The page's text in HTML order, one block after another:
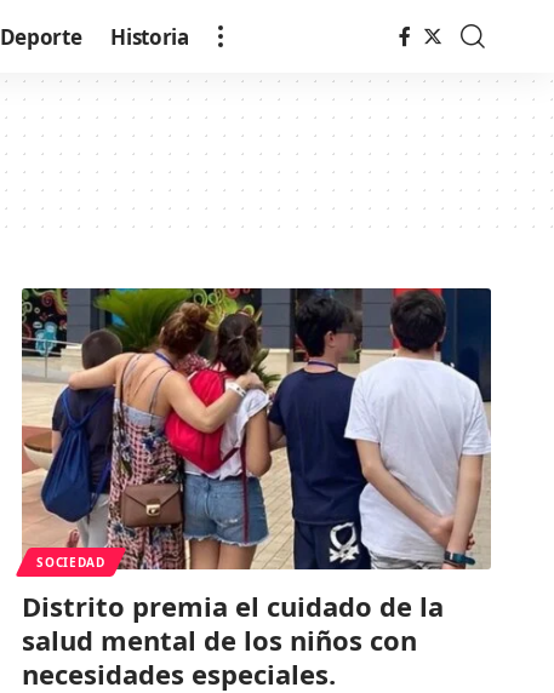
Deporte Historia
SOCIEDAD
Distrito premia el cuidado de la
salud mental de los niños con
necesidades especiales.